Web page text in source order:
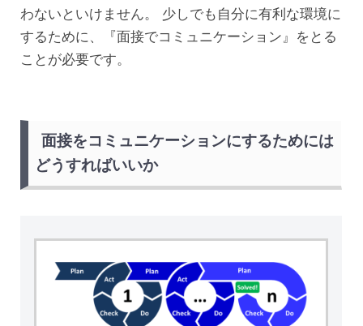
わないといけません。 少しでも自分に有利な環境に
するために、『面接でコミュニケーション』をとる
ことが必要です。
面接をコミュニケーションにするためには
どうすればいいか